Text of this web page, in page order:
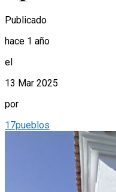
Publicado
hace 1 año
el
13 Mar 2025
por
17pueblos